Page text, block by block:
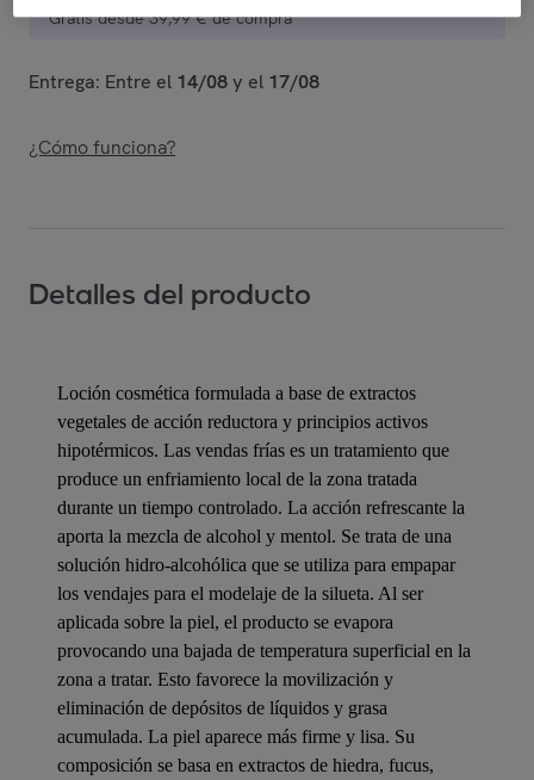
Gratis desde 39,99 € de compra
Entrega: Entre el 14/08y el 17/08
¿Cómo funciona?
Detalles del producto
Loción cosmética formulada a base de extractos
vegetales de acción reductora y principios activos
hipotérmicos. Las vendas frías es un tratamiento que
produce un enfriamiento local de la zona tratada
durante un tiempo controlado. La acción refrescante la
aporta la mezcla de alcohol y mentol. Se trata de una
solución hidro-alcohólica que se utiliza para empapar
los vendajes para el modelaje de la silueta. Al ser
aplicada sobre la piel, el producto se evapora
provocando una bajada de temperatura superficial en la
zona a tratar. Esto favorece la movilización y
eliminación de depósitos de líquidos y grasa
acumulada. La piel aparece más firme y lisa. Su
composición se basa en extractos de hiedra, fucus,